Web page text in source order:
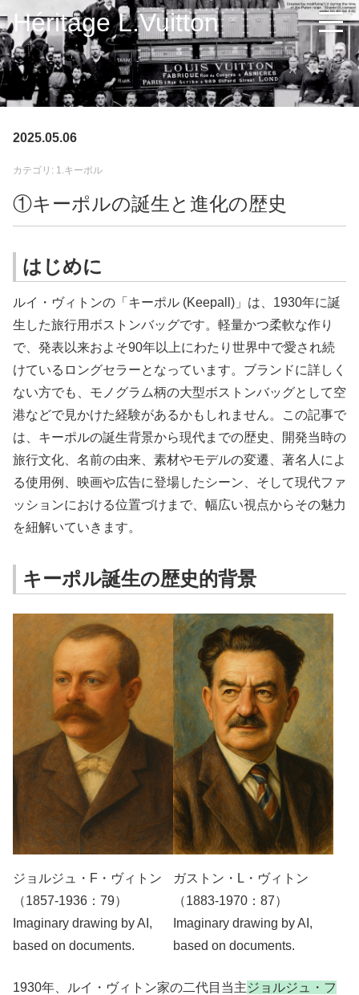
Héritage L.Vuitton
2025.05.06
カテゴリ: 1.キーポル
①キーポルの誕生と進化の歴史
はじめに
ルイ・ヴィトンの「キーポル (Keepall) 」は、 1930年に誕
生した旅行用ボストンバッグです。軽量かつ柔軟な作り
で、発表以来およそ90年以上にわたり世界中で愛され続
けているロングセラーとなっています。ブランドに詳しく
ない方でも、モノグラム柄の大型ボストンバッグとして空
港などで見かけた経験があるかもしれません。この記事で
は、キーポルの誕生背景から現代までの歴史、開発当時の
旅行文化、名前の由来、素材やモデルの変遷、著名人によ
る使用例、映画や広告に登場したシーン、そして現代ファ
ッションにおける位置づけまで、幅広い視点からその魅力
を紐解いていきます。
キーポル誕生の歴史的背景
ジョルジュ・F・ヴィトン
（1857-1936：79）
Imaginary drawing by AI,
based on documents.
ガストン・L・ヴィトン
（1883-1970：87）
Imaginary drawing by AI,
based on documents.
1930年、ルイ・ヴィトン家の二代目当主ジョルジュ・フ